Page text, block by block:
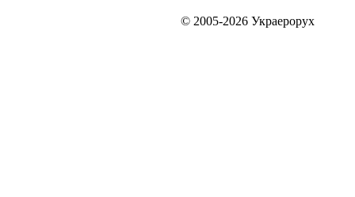
© 2005-2026 Украерорух